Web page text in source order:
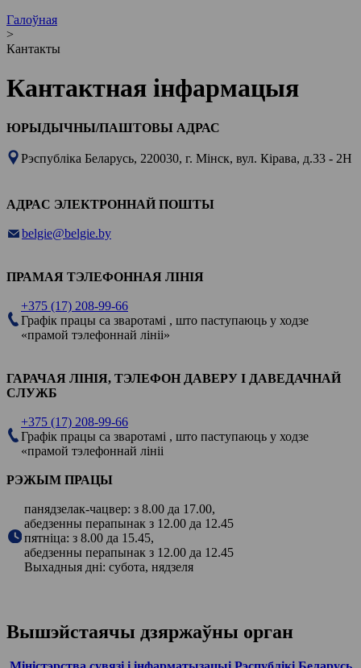
Галоўная
>
Кантакты
Кантактная інфармацыя
ЮРЫДЫЧНЫ/ПАШТОВЫ АДРАС
Рэспубліка Беларусь, 220030, г. Мінск, вул. Кірава, д.33 - 2Н
АДРАC ЭЛЕКТРОННАЙ ПОШТЫ
belgie@belgie.by
ПРАМАЯ ТЭЛЕФОННАЯ ЛІНІЯ
+375 (17) 208-99-66
Графік працы са зваротамі , што паступаюць у ходзе
«прамой тэлефоннай лініі»
ГАРАЧАЯ ЛІНІЯ, ТЭЛЕФОН ДАВЕРУ І ДАВЕДАЧНАЙ
СЛУЖБ
+375 (17) 208-99-66
Графік працы са зваротамі , што паступаюць у ходзе
«прамой тэлефоннай лініі
РЭЖЫМ ПРАЦЫ
панядзелак-чацвер: з 8.00 да 17.00,
абедзенны перапынак з 12.00 да 12.45
пятніца: з 8.00 да 15.45,
абедзенны перапынак з 12.00 да 12.45
Выхадныя дні: субота, нядзеля
Вышэйстаячы дзяржаўны орган